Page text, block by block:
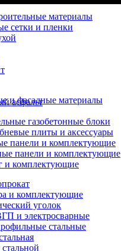
материалы
сетки и пленки
асфальт
и фасадные материалы
газобетонные блоки
плиты и аксессуары
панели и комплектующие
панели и комплектующие
и комплектующие
и комплектующие
уголок
и электросварные
стальные